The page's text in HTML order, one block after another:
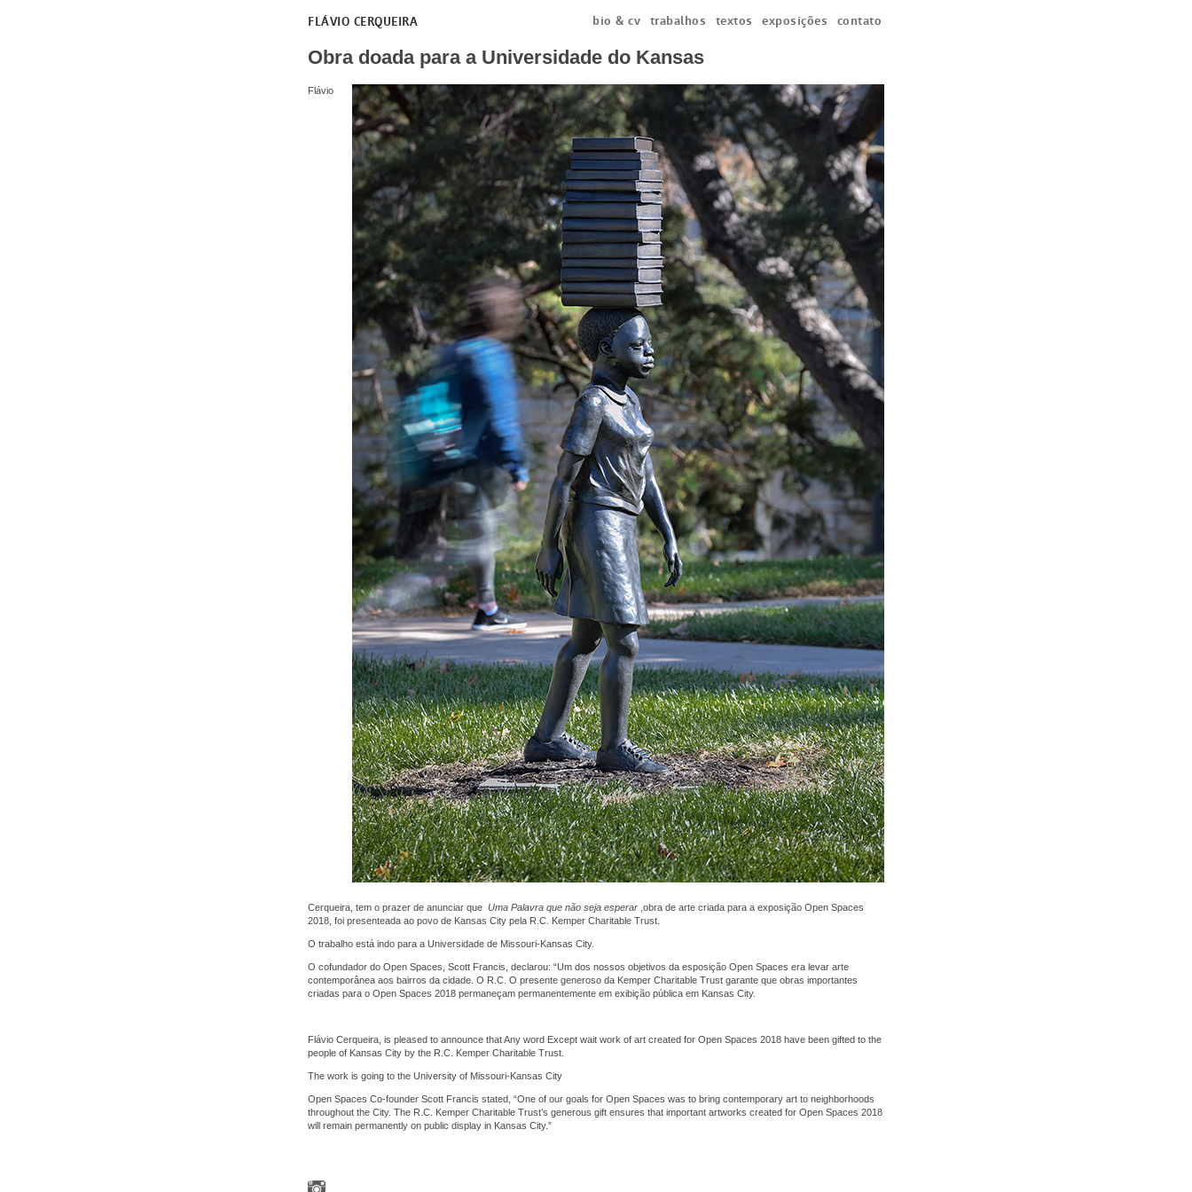
FLÁVIO CERQUEIRA bio & cv trabalhos textos exposições contato
Obra doada para a Universidade do Kansas
Flávio
Cerqueira, tem o prazer de anunciar que Uma Palavra que não seja esperar ,obra de arte criada para a exposição Open Spaces
2018, foi presenteada ao povo de Kansas City pela R.C. Kemper Charitable Trust.
O trabalho está indo para a Universidade de Missouri-Kansas City.
O cofundador do Open Spaces, Scott Francis, declarou: “Um dos nossos objetivos da esposição Open Spaces era levar arte
contemporânea aos bairros da cidade. O R.C. O presente generoso da Kemper Charitable Trust garante que obras importantes
criadas para o Open Spaces 2018 permaneçam permanentemente em exibição pública em Kansas City.
Flávio Cerqueira, is pleased to announce that Any word Except wait work of art created for Open Spaces 2018 have been gifted to the
people of Kansas City by the R.C. Kemper Charitable Trust.
The work is going to the University of Missouri-Kansas City
Open Spaces Co-founder Scott Francis stated, “One of our goals for Open Spaces was to bring contemporary art to neighborhoods
throughout the City. The R.C. Kemper Charitable Trust’s generous gift ensures that important artworks created for Open Spaces 2018
will remain permanently on public display in Kansas City.”